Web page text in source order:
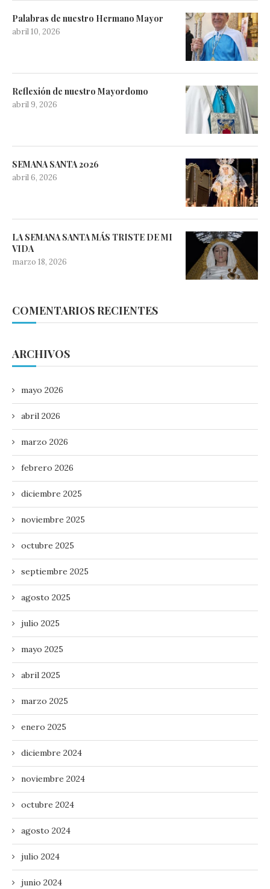
Palabras de nuestro Hermano Mayor
abril 10, 2026
Reflexión de nuestro Mayordomo
abril 9, 2026
SEMANA SANTA 2026
abril 6, 2026
LA SEMANA SANTA MÁS TRISTE DE MI
VIDA
marzo 18, 2026
COMENTARIOS RECIENTES
ARCHIVOS
mayo 2026
abril 2026
marzo 2026
febrero 2026
diciembre 2025
noviembre 2025
octubre 2025
septiembre 2025
agosto 2025
julio 2025
mayo 2025
abril 2025
marzo 2025
enero 2025
diciembre 2024
noviembre 2024
octubre 2024
agosto 2024
julio 2024
junio 2024